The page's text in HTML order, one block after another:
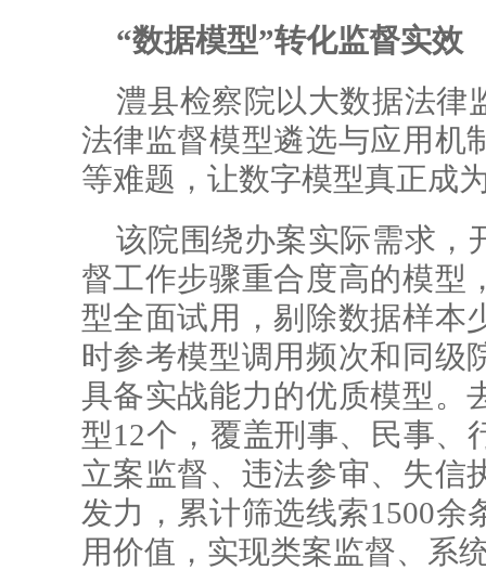
“数据模型”转化监督实效
澧县检察院以大数据法律
法律监督模型遴选与应用机
等难题，让数字模型真正成
该院围绕办案实际需求，
督工作步骤重合度高的模型
型全面试用，剔除数据样本
时参考模型调用频次和同级
具备实战能力的优质模型。
型12个，覆盖刑事、民事、
立案监督、违法参审、失信
发力，累计筛选线索1500
用价值，实现类案监督、系